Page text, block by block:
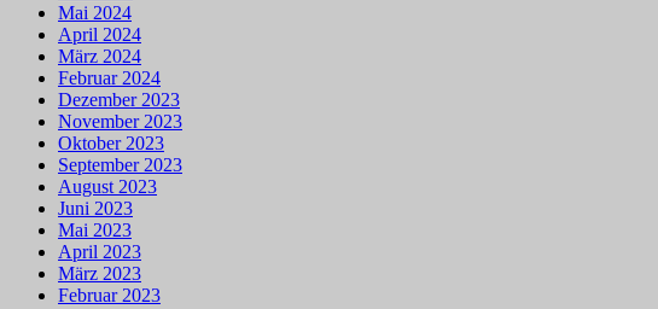
Mai 2024
April 2024
März 2024
Februar 2024
Dezember 2023
November 2023
Oktober 2023
September 2023
August 2023
Juni 2023
Mai 2023
April 2023
März 2023
Februar 2023